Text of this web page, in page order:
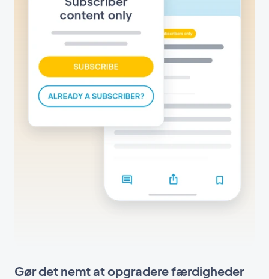
Gør det nemt at opgradere færdigheder